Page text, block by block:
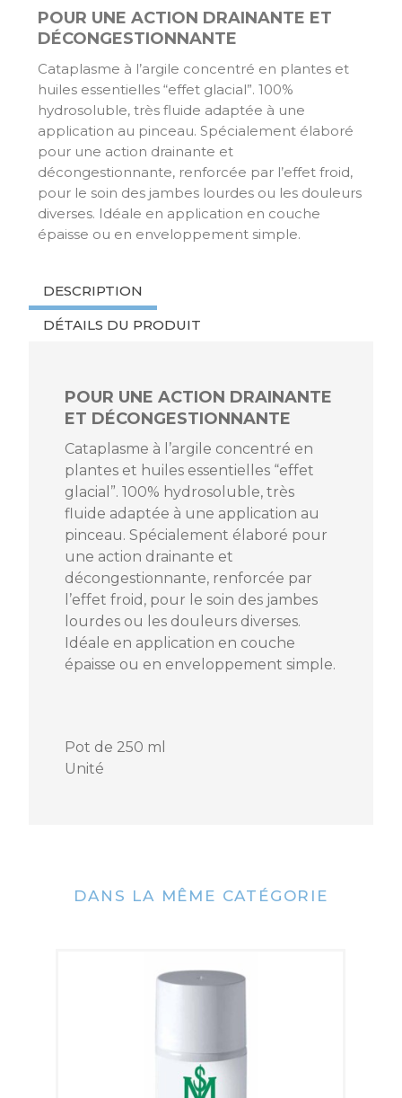
POUR UNE ACTION DRAINANTE ET
DÉCONGESTIONNANTE
Cataplasme à l’argile concentré en plantes et
huiles essentielles “effet glacial”. 100%
hydrosoluble, très fluide adaptée à une
application au pinceau. Spécialement élaboré
pour une action drainante et
décongestionnante, renforcée par l’effet froid,
pour le soin des jambes lourdes ou les douleurs
diverses. Idéale en application en couche
épaisse ou en enveloppement simple.
DESCRIPTION
DÉTAILS DU PRODUIT
POUR UNE ACTION DRAINANTE
ET DÉCONGESTIONNANTE
Cataplasme à l’argile concentré en
plantes et huiles essentielles “effet
glacial”. 100% hydrosoluble, très
fluide adaptée à une application au
pinceau. Spécialement élaboré pour
une action drainante et
décongestionnante, renforcée par
l’effet froid, pour le soin des jambes
lourdes ou les douleurs diverses.
Idéale en application en couche
épaisse ou en enveloppement simple.
Pot de 250 ml
Unité
Référence81932_U
EAN13
MPN 03CAF01
DANS LA MÊME CATÉGORIE